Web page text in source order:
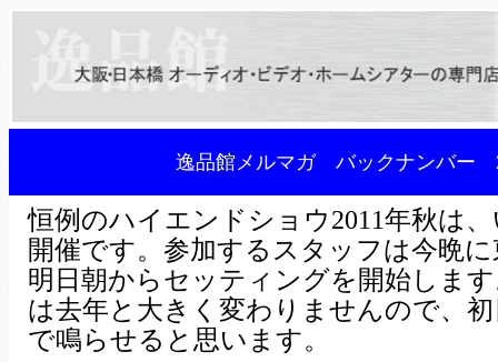
逸品館メルマガ バックナンバー
恒例のハイエンドショウ2011年秋は
開催です。参加するスタッフは今晩
明日朝からセッティングを開始しま
は去年と大きく変わりませんので、
で鳴らせると思います。